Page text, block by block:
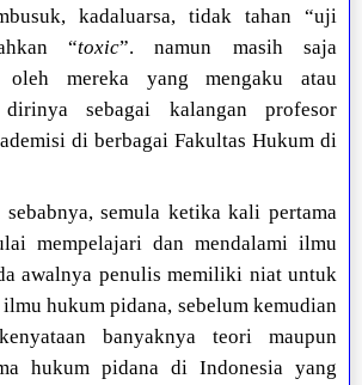
kadaluarsa, tidak tahan “uji
“toxic”. namun masih saja
oleh mereka yang mengaku atau
dirinya sebagai kalangan profesor
di berbagai Fakultas Hukum di
semula ketika kali pertama
mempelajari dan mendalami ilmu
awalnya penulis memiliki niat untuk
hukum pidana, sebelum kemudian
banyaknya teori maupun
hukum pidana di Indonesia yang